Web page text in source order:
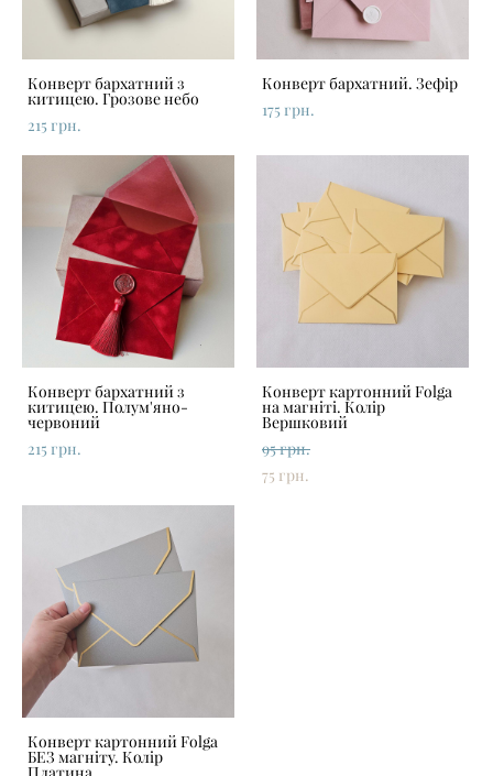
Конверт бархатний з
китицею. Грозове небо
215 грн.
Конверт бархатний. Зефір
175 грн.
Конверт бархатний з
китицею. Полум'яно-
червоний
215 грн.
Конверт картонний Folga
на магніті. Колір
Вершковий
95 грн.
75 грн.
Конверт картонний Folga
БЕЗ магніту. Колір